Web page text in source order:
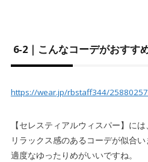
6-2｜こんなコーデがおすす
https://wear.jp/rbstaff344/
【セレスティアルウィスパー】に
リラックス感のあるコーデが似合い
適度なゆったりめがいいですね。